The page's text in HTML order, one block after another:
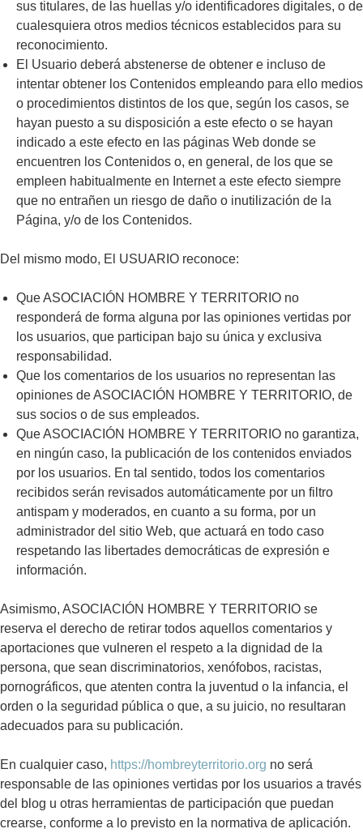
sus titulares, de las huellas y/o identificadores digitales, o de
cualesquiera otros medios técnicos establecidos para su
reconocimiento.
El Usuario deberá abstenerse de obtener e incluso de
intentar obtener los Contenidos empleando para ello medios
o procedimientos distintos de los que, según los casos, se
hayan puesto a su disposición a este efecto o se hayan
indicado a este efecto en las páginas Web donde se
encuentren los Contenidos o, en general, de los que se
empleen habitualmente en Internet a este efecto siempre
que no entrañen un riesgo de daño o inutilización de la
Página, y/o de los Contenidos.
Del mismo modo, El USUARIO reconoce:
Que ASOCIACIÓN HOMBRE Y TERRITORIO no
responderá de forma alguna por las opiniones vertidas por
los usuarios, que participan bajo su única y exclusiva
responsabilidad.
Que los comentarios de los usuarios no representan las
opiniones de ASOCIACIÓN HOMBRE Y TERRITORIO, de
sus socios o de sus empleados.
Que ASOCIACIÓN HOMBRE Y TERRITORIO no garantiza,
en ningún caso, la publicación de los contenidos enviados
por los usuarios. En tal sentido, todos los comentarios
recibidos serán revisados automáticamente por un filtro
antispam y moderados, en cuanto a su forma, por un
administrador del sitio Web, que actuará en todo caso
respetando las libertades democráticas de expresión e
información.
Asimismo, ASOCIACIÓN HOMBRE Y TERRITORIO se
reserva el derecho de retirar todos aquellos comentarios y
aportaciones que vulneren el respeto a la dignidad de la
persona, que sean discriminatorios, xenófobos, racistas,
pornográficos, que atenten contra la juventud o la infancia, el
orden o la seguridad pública o que, a su juicio, no resultaran
adecuados para su publicación.
En cualquier caso, https://hombreyterritorio.org no será
responsable de las opiniones vertidas por los usuarios a través
del blog u otras herramientas de participación que puedan
crearse, conforme a lo previsto en la normativa de aplicación.